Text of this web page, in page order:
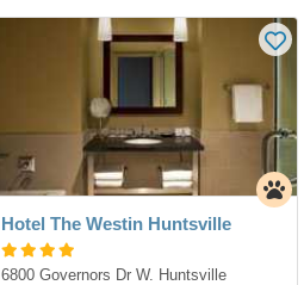
Hotel The Westin Huntsville
6800 Governors Dr W. Huntsville